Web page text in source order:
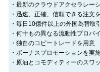
・最新のクラウドアクセラレー
・迅速、正確、信頼できる注文を
・毎日10億件以上の外国為替取
・何十もの異なる流動性プロバ
・独自のコピートレードを用意
・ボーナスプロモーションを実
・原油とコモディティーのスワ